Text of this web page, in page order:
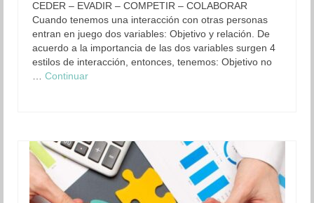
Organización
Resultados
Superación personal
CEDER – EVADIR – COMPETIR – COLABORAR
Cuando tenemos una interacción con otras personas
entran en juego dos variables: Objetivo y relación. De
acuerdo a la importancia de las dos variables surgen 4
estilos de interacción, entonces, tenemos: Objetivo no
Continuar